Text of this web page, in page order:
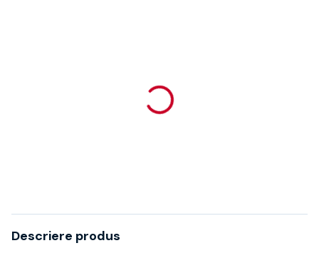
Descriere produs